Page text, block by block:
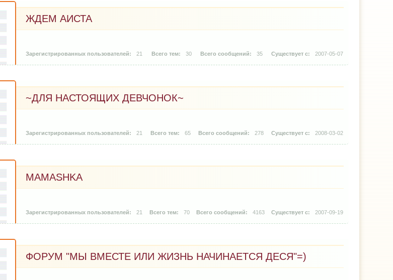
ЖДЕМ АИСТА
21 30 35 2007-05-07
~ДЛЯ НАСТОЯЩИХ ДЕВЧОНОК~
21 65 278 2008-03-02
MAMASHKA
21 70 4163 2007-09-19
ФОРУМ "МЫ ВМЕСТЕ ИЛИ ЖИЗНЬ НАЧИНАЕТСЯ ДЕСЯ"=)